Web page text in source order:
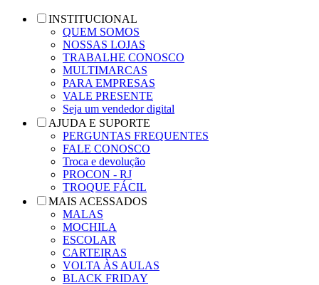
INSTITUCIONAL
QUEM SOMOS
NOSSAS LOJAS
TRABALHE CONOSCO
MULTIMARCAS
PARA EMPRESAS
VALE PRESENTE
Seja um vendedor digital
AJUDA E SUPORTE
PERGUNTAS FREQUENTES
FALE CONOSCO
Troca e devolução
PROCON - RJ
TROQUE FÁCIL
MAIS ACESSADOS
MALAS
MOCHILA
ESCOLAR
CARTEIRAS
VOLTA ÀS AULAS
BLACK FRIDAY